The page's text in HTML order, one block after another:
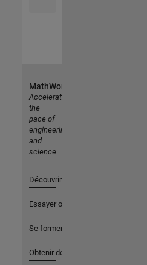
MathWorks
Accelerating
the
pace of
engineering
and
science
Découvrir les produits
Essayer ou acheter
Se former
Obtenir de l'aide